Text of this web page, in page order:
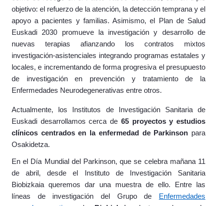
objetivo: el refuerzo de la atención, la detección temprana y el
apoyo a pacientes y familias. Asimismo, el Plan de Salud
Euskadi 2030 promueve la investigación y desarrollo de
nuevas terapias afianzando los contratos mixtos
investigación-asistenciales integrando programas estatales y
locales, e incrementando de forma progresiva el presupuesto
de investigación en prevención y tratamiento de la
Enfermedades Neurodegenerativas entre otros.
Actualmente, los Institutos de Investigación Sanitaria de
Euskadi desarrollamos cerca de 65 proyectos y estudios
clínicos centrados en la enfermedad de Parkinson para
Osakidetza.
En el Día Mundial del Parkinson, que se celebra mañana 11
de abril, desde el
Instituto de Investigación Sanitaria
Biobizkaia queremos dar una muestra de ello.
Entre las
líneas de investigación del Grupo de
Enfermedades